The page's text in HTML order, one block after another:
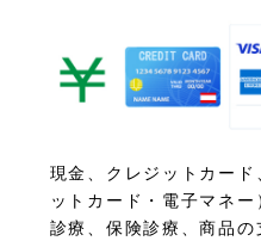
現金、クレジットカー
ットカード・電子マネ
診療、保険診療、商品